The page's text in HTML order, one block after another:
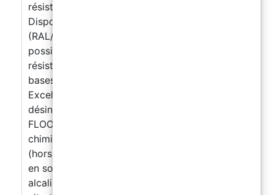
résistance mécanique et à l’abrasion
Disponible en large gamme de couleurs
(RAL/NCS) Finition satinée uniforme,
possibilité d’effet antidérapant Bonne
résistance aux produits chimiques (acides et
bases dilués, carburants, hydrocarbures)
Excellente résistance aux détergents et
désinfectants Résistance chimique : EASY
FLOOR résiste à de nombreux agents
chimiques, y compris les acides inorganiques
(hors acide fluorhydrique), les bases, les sels
en solution aqueuse, les détergents acides et
alcalins, les hydroxydes, les sulfates et les